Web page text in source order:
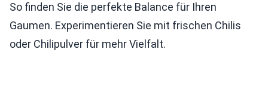
So finden Sie die perfekte Balance für Ihren
Gaumen. Experimentieren Sie mit frischen Chilis
oder Chilipulver für mehr Vielfalt.